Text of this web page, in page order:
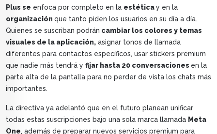
Plus se enfoca por completo en la estéticay en la
organización que tanto piden los usuarios en su día a día.
Quienes se suscriban podrán cambiar los colores y temas
visuales de la aplicación, asignar tonos de llamada
diferentes para contactos específicos, usar stickers premium
que nadie más tendrá y fijar hasta 20 conversaciones en la
parte alta de la pantalla para no perder de vista los chats más
importantes.
La directiva ya adelantó que en el futuro planean unificar
todas estas suscripciones bajo una sola marca llamada Meta
One, además de preparar nuevos servicios premium para